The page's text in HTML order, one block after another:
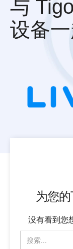
与
设备
为您
没有看到您